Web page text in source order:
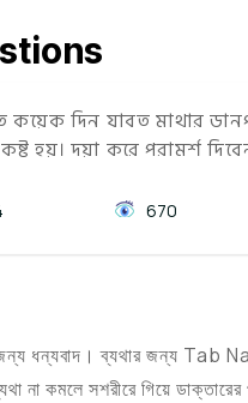
দিন যাবত মাথার
হয়। দয়া করে পরামর্শ
670
জন্য ধন্যবাদ। ব্যথার জন্য Tab
না কমলে সশরীরে গিয়ে